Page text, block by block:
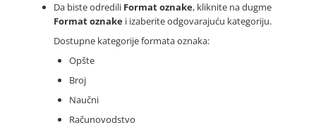
Da biste odredili Format oznake, kliknite na dugme
Format oznake i izaberite odgovarajuću kategoriju.
Dostupne kategorije formata oznaka:
Opšte
Broj
Naučni
Računovodstvo